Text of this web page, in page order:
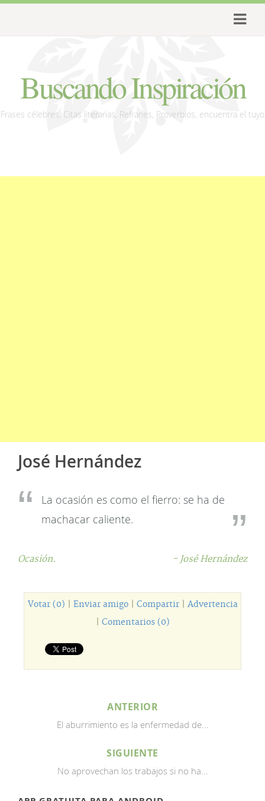
Buscando Inspiración
Frases célebres, Citas literarias, Refranes, Proverbios, encuentra el tuyo
José Hernández
La ocasión es como el fierro: se ha de
machacar caliente.
Ocasión. - José Hernández
Votar (0) Enviar amigo| Compartir| Advertencia
Comentarios (0)
ANTERIOR
El aburrimiento es la enfermedad de...
SIGUIENTE
No aprovechan los trabajos si no ha...